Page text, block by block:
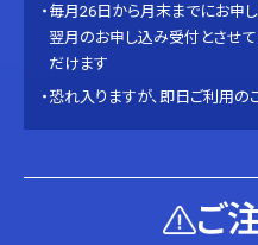
毎月26日から月末までにお申
翌月のお申し込み受付とさせ
だけます
恐れ入りますが、即日ご利用の
ご